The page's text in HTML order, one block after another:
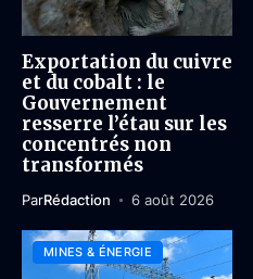
Exportation du cuivre
et du cobalt : le
Gouvernement
resserre l’étau sur les
concentrés non
transformés
ParRédaction 6 août 2026
MINES & ÉNERGIE